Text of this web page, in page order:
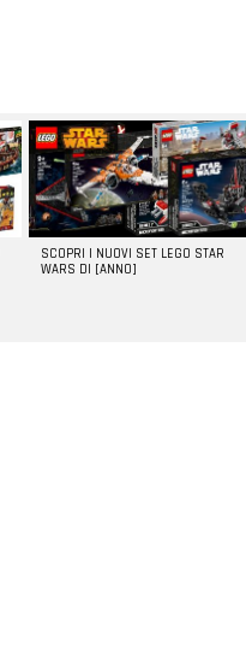
SCOPRI I NUOVI SET LEGO STAR
WARS DI [ANNO]